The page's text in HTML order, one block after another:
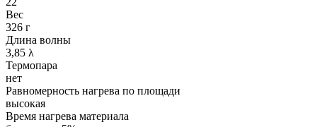
Вес
326 г
Длина волны
3,85 λ
Термопара
нет
Равномерность нагрева по площади
высокая
Время нагрева материала